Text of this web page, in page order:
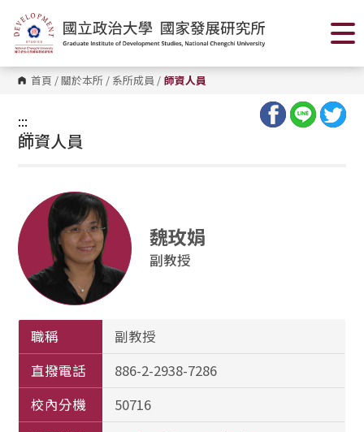
到
主
要
內
容
區 首頁 /關於本所 / 系所成員 / 師資人員
:::
:::
師資人員
魏玫娟
副教授
職稱
副教授
直撥電話
886-2-2938-7286
校內分機
50716